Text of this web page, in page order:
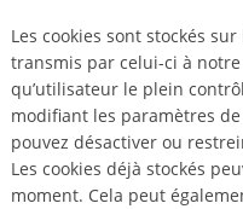
Les cookies sont stockés
transmis par celui-ci à
qu’utilisateur le plein
modifiant les paramètres
pouvez désactiver ou
Les cookies déjà stockés
moment. Cela peut